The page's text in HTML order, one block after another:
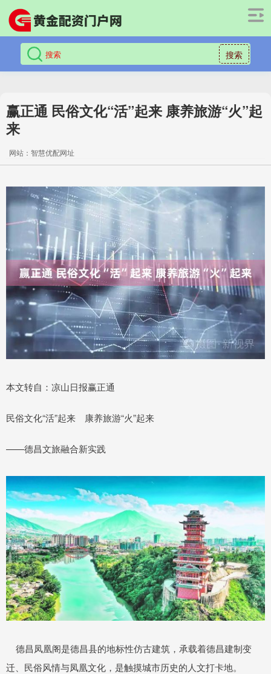
搜索
赢正通 民俗文化“活”起来 康养旅游“火”起
来
网站：智慧优配网址
本文转自：凉山日报赢正通
民俗文化“活”起来 康养旅游“火”起来
——德昌文旅融合新实践
德昌凤凰阁是德昌县的地标性仿古建筑，承载着德昌建制变
迁、民俗风情与凤凰文化，是触摸城市历史的人文打卡地。